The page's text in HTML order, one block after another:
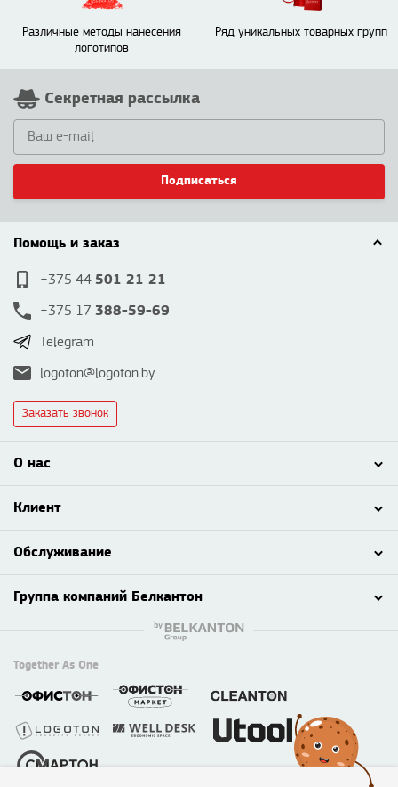
Различные методы нанесения
логотипов
Ряд уникальных товарных групп
Секретная рассылка
Подписаться
Помощь и заказ
+375 44 501 21 21
+375 17 388-59-69
Telegram
logoton@logoton.by
Заказать звонок
О нас
Клиент
Обслуживание
Группа компаний Белкантон
Together As One